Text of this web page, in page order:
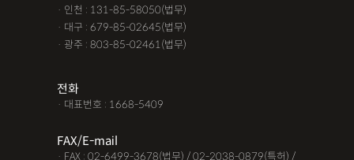
· 인천 : 131-85-58050(법무)
· 대구 : 679-85-02645(법무)
· 광주 : 803-85-02461(법무)
전화
· 대표번호 : 1668-5409
FAX/E-mail
· FAX : 02-6499-3678(법무) / 02-2038-0879(특허) /